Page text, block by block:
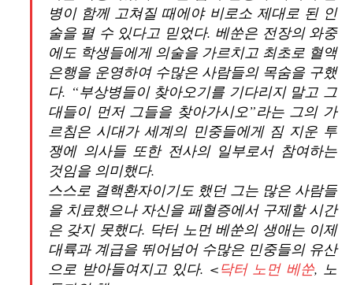
병이 함께 고쳐질 때에야 비로소 제대로 된 인
술을 펼 수 있다고 믿었다. 베쑨은 전장의 와중
에도 학생들에게 의술을 가르치고 최초로 혈액
은행을 운영하여 수많은 사람들의 목숨을 구했
다. “부상병들이 찾아오기를 기다리지 말고 그
대들이 먼저 그들을 찾아가시오”라는 그의 가
르침은 시대가 세계의 민중들에게 짐 지운 투
쟁에 의사들 또한 전사의 일부로서 참여하는
것임을 의미했다.
스스로 결핵환자이기도 했던 그는 많은 사람들
을 치료했으나 자신을 패혈증에서 구제할 시간
은 갖지 못했다. 닥터 노먼 베쑨의 생애는 이제
대륙과 계급을 뛰어넘어 수많은 민중들의 유산
으로 받아들여지고 있다. <닥터 노먼 베쑨, 노